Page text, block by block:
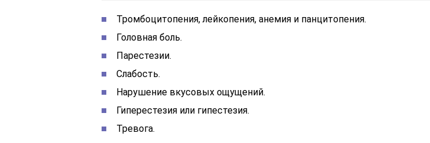
Тромбоцитопения, лейкопения, анемия и панцитопения.
Головная боль.
Парестезии.
Слабость.
Нарушение вкусовых ощущений.
Гиперестезия или гипестезия.
Тревога.